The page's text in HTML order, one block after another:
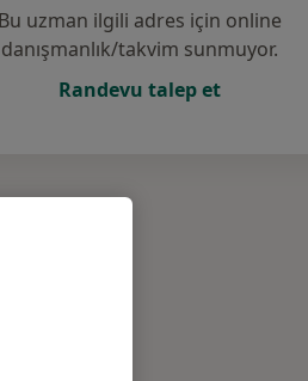
Bu uzman ilgili adres için online
danışmanlık/takvim sunmuyor.
Randevu talep et